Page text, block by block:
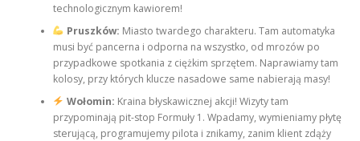
technologicznym kawiorem!
Pruszków: Miasto twardego charakteru. Tam automatyka
musi być pancerna i odporna na wszystko, od mrozów po
przypadkowe spotkania z ciężkim sprzętem. Naprawiamy tam
kolosy, przy których klucze nasadowe same nabierają masy!
Wołomin: Kraina błyskawicznej akcji! Wizyty tam
przypominają pit-stop Formuły 1. Wpadamy, wymieniamy płytę
sterującą, programujemy pilota i znikamy, zanim klient zdąży